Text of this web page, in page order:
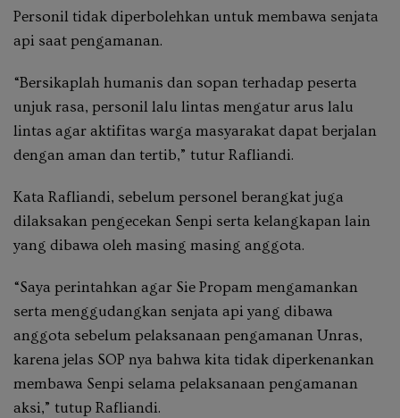
Personil tidak diperbolehkan untuk membawa senjata
api saat pengamanan.
“Bersikaplah humanis dan sopan terhadap peserta
unjuk rasa, personil lalu lintas mengatur arus lalu
lintas agar aktifitas warga masyarakat dapat berjalan
dengan aman dan tertib,” tutur Rafliandi.
Kata Rafliandi, sebelum personel berangkat juga
dilaksakan pengecekan Senpi serta kelangkapan lain
yang dibawa oleh masing masing anggota.
“Saya perintahkan agar Sie Propam mengamankan
serta menggudangkan senjata api yang dibawa
anggota sebelum pelaksanaan pengamanan Unras,
karena jelas SOP nya bahwa kita tidak diperkenankan
membawa Senpi selama pelaksanaan pengamanan
aksi,” tutup Rafliandi.